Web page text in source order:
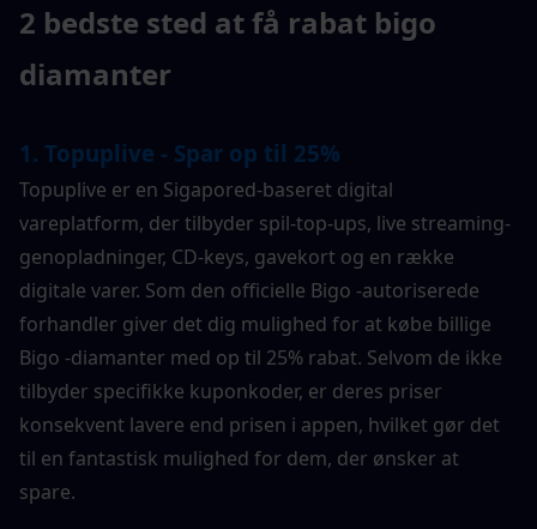
2 bedste sted at få rabat bigo
diamanter
1. Topuplive - Spar op til 25%
Topuplive er en Sigapored-baseret digital
vareplatform, der tilbyder spil-top-ups, live streaming-
genopladninger, CD-keys, gavekort og en række
digitale varer. Som den officielle Bigo -autoriserede
forhandler giver det dig mulighed for at købe billige
Bigo -diamanter med op til 25% rabat. Selvom de ikke
tilbyder specifikke kuponkoder, er deres priser
konsekvent lavere end prisen i appen, hvilket gør det
til en fantastisk mulighed for dem, der ønsker at
spare.